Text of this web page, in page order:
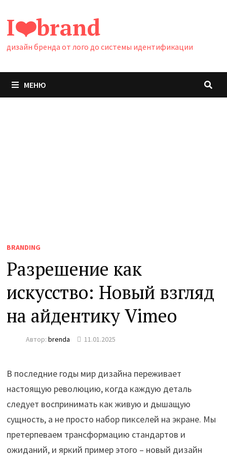
содержимому
I❤️brand
дизайн бренда от лого до системы идентификации
МЕНЮ
BRANDING
Разрешение как
искусство: Новый взгляд
на айдентику Vimeo
Автор:brenda 11.01.2025
В последние годы мир дизайна переживает
настоящую революцию, когда каждую деталь
следует воспринимать как живую и дышащую
сущность, а не просто набор пикселей на экране. Мы
претерпеваем трансформацию стандартов и
ожиданий, и яркий пример этого – новый дизайн